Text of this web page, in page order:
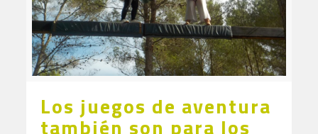
Los juegos de aventura
también son para los